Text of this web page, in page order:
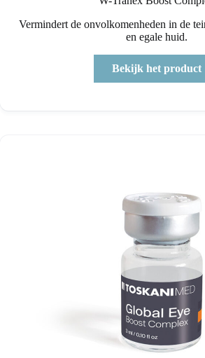
Vermindert de onvolkomenheden in de
en egale huid.
Bekijk het product